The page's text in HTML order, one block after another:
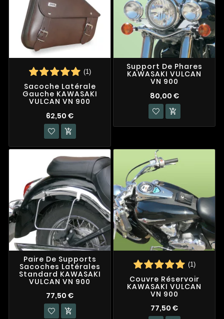
(1)
Sacoche Latérale
Gauche KAWASAKI
VULCAN VN 900
62,50 €

Support De Phares
KAWASAKI VULCAN
VN 900
80,00 €

Paire De Supports
Sacoches Latérales
Standard KAWASAKI
VULCAN VN 900
77,50 €

(1)
Couvre Réservoir
KAWASAKI VULCAN
VN 900
77,50 €